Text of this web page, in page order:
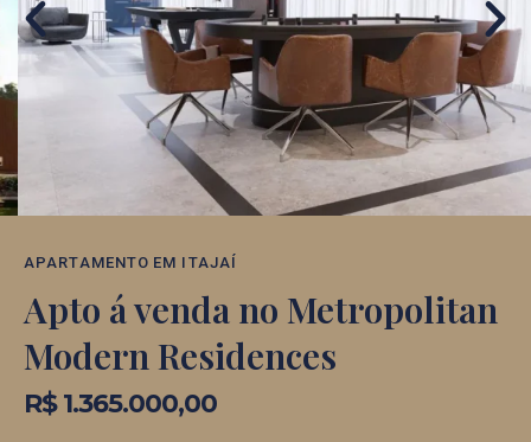
APARTAMENTO EM ITAJAÍ
Apto á venda no Metropolitan
Modern Residences
R$ 1.365.000,00